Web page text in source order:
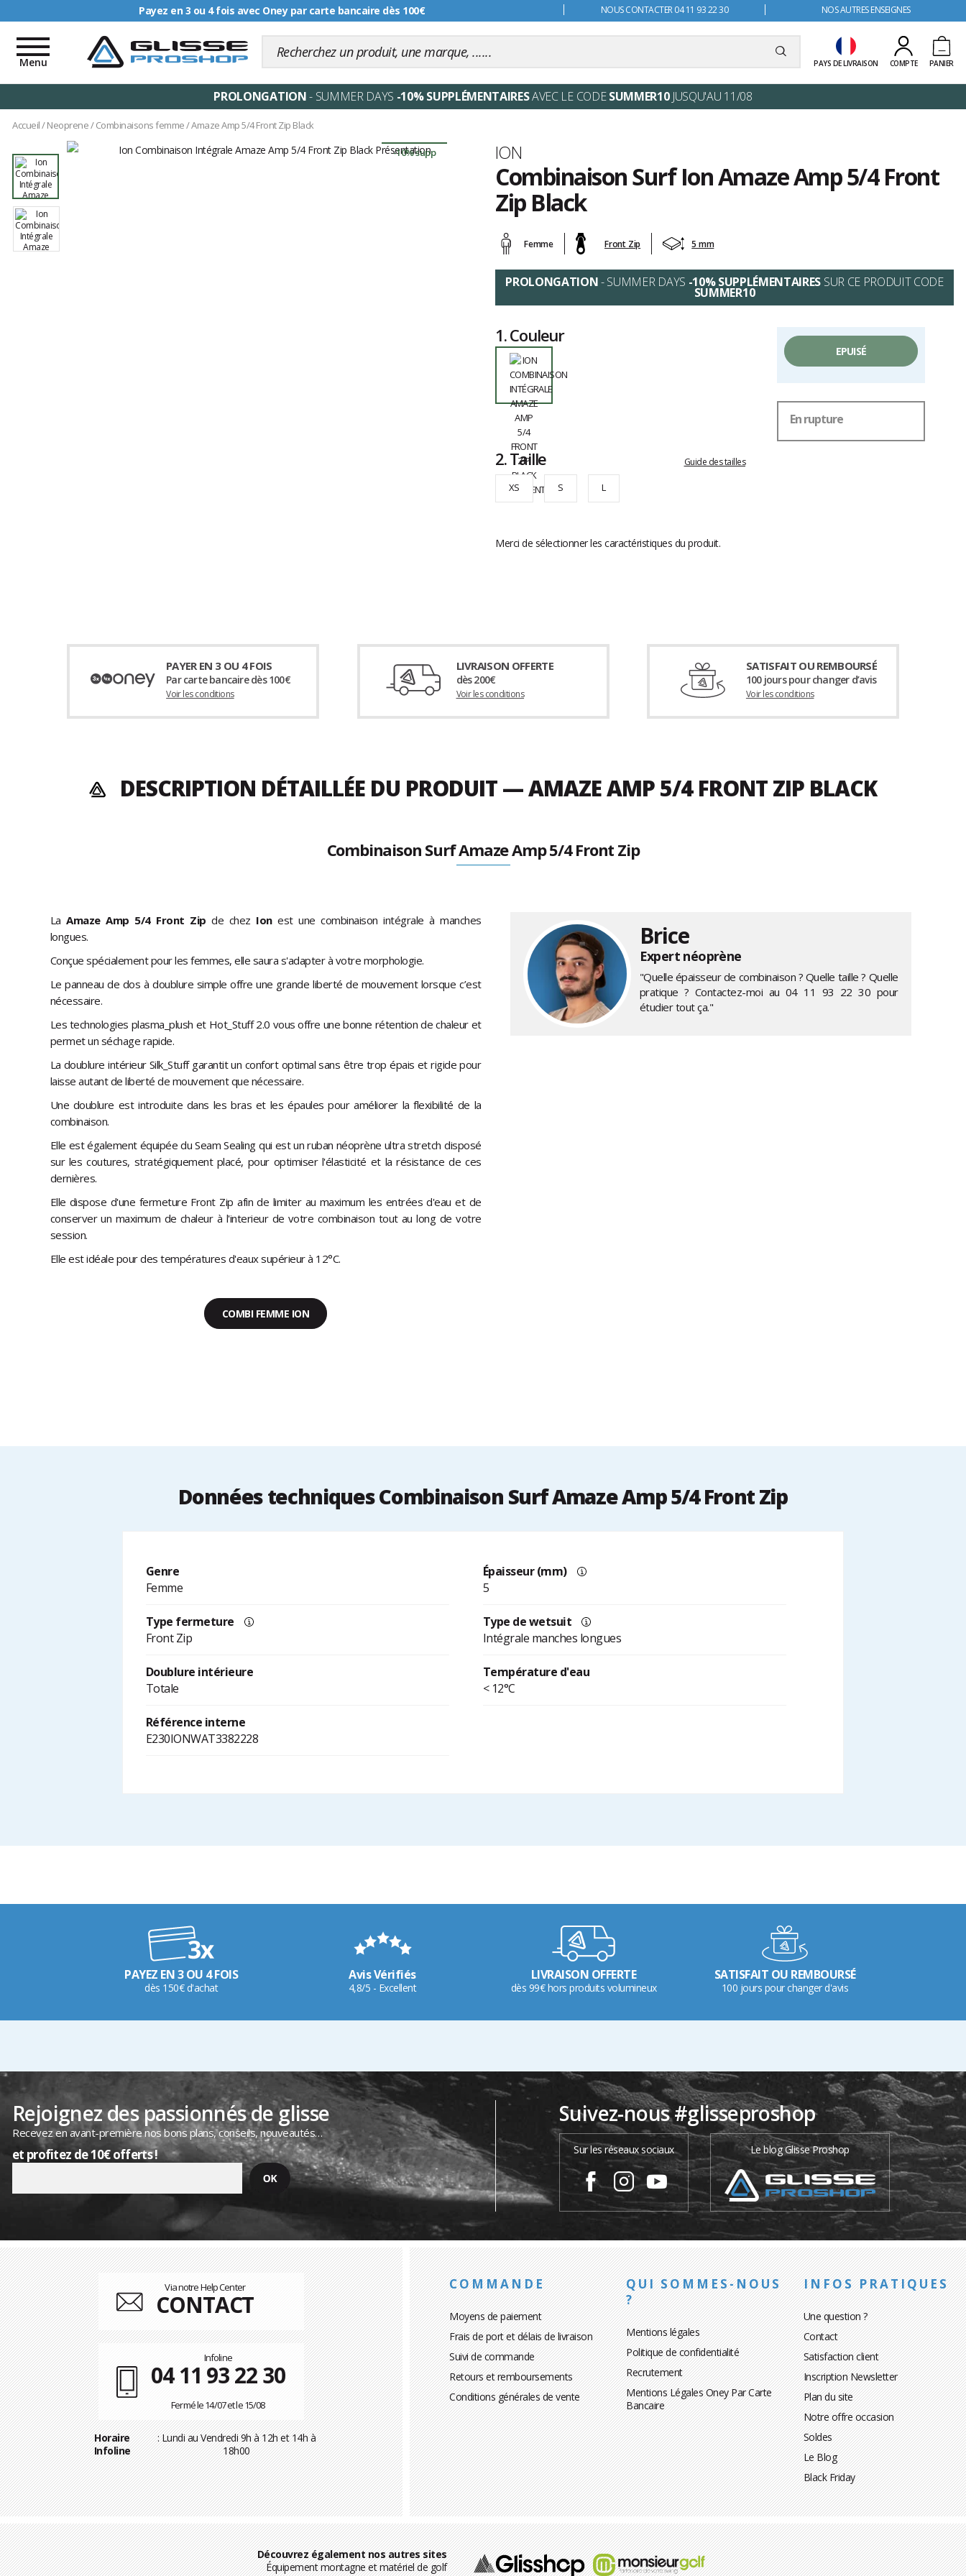
Livraison offerte dès 99€ NOUS CONTACTER 04 11 93 22 30 NOS AUTRES ENSEIGNES
PAYS DE LIVRAISON COMPTE PANIER
Toggle
navigation
Menu
PROLONGATION- SUMMER DAYS -10% SUPPLÉMENTAIRESAVEC LE CODESUMMER10JUSQU'AU 11/08
Accueil/Neoprene/Combinaisons femme/Amaze Amp 5/4 Front Zip Black
-10% supp Marque
ION
Combinaison Surf Ion Amaze Amp 5/4 Front
Zip Black
avis
clientsFemme Front Zip 5 mm
PROLONGATION- SUMMER DAYS -10% SUPPLÉMENTAIRES SUR CE PRODUIT CODE
SUMMER10
1.Couleur
2.Taille Guide des tailles
XS S L
Merci de sélectionner les caractéristiques du produit.
EPUISÉ
En rupture
PAYER EN 3 OU 4 FOIS
Par carte bancaire dès 100€
Voir les conditions
LIVRAISON OFFERTE
dès 200€
Voir les conditions
SATISFAIT OU REMBOURSÉ
100 jours pour changer d’avis
Voir les conditions
DESCRIPTION DÉTAILLÉE DU PRODUIT — AMAZE AMP 5/4 FRONT ZIP BLACK
Combinaison Surf Amaze Amp 5/4 Front Zip
La Amaze Amp 5/4 Front Zip de chez Ion est une combinaison intégrale à manches
longues.
Conçue spécialement pour les femmes, elle saura s'adapter à votre morphologie.
Le panneau de dos à doublure simple offre une grande liberté de mouvement lorsque c’est
nécessaire.
Les technologies plasma_plush et Hot_Stuff 2.0 vous offre une bonne rétention de chaleur et
permet un séchage rapide.
La doublure intérieur Silk_Stuff garantit un confort optimal sans être trop épais et rigide pour
laisse autant de liberté de mouvement que nécessaire.
Une doublure est introduite dans les bras et les épaules pour améliorer la flexibilité de la
combinaison.
Elle est également équipée du Seam Sealing qui est un ruban néoprène ultra stretch disposé
sur les coutures, stratégiquement placé, pour optimiser l'élasticité et la résistance de ces
dernières.
Elle dispose d'une fermeture Front Zip afin de limiter au maximum les entrées d'eau et de
conserver un maximum de chaleur à l'interieur de votre combinaison tout au long de votre
session.
Elle est idéale pour des températures d'eaux supérieur à 12°C.
COMBI FEMME ION
Brice
Expert néoprène
"Quelle épaisseur de combinaison ? Quelle taille ? Quelle
pratique ? Contactez-moi au 04 11 93 22 30 pour
étudier tout ça."
Données techniques Combinaison Surf Amaze Amp 5/4 Front Zip
Genre
Femme
Épaisseur (mm)
5
Type fermeture
Front Zip
Type de wetsuit
Intégrale manches longues
Doublure intérieure
Totale
Température d'eau
< 12°C
Référence interne
E230IONWAT3382228
PAYEZ EN 3 OU 4 FOIS
dès 150€ d'achat
Avis Vérifiés
4,8/5 - Excellent
LIVRAISON OFFERTE
dès 99€ hors produits volumineux
SATISFAIT OU REMBOURSÉ
100 jours pour changer d'avis
Rejoignez des passionnés de glisse
Recevez en avant-première nos bons plans, conseils, nouveautés…
et profitez de 10€ offerts !
Suivez-nous #glisseproshop
Sur les réseaux sociaux Le blog Glisse Proshop
Via notre Help Center
CONTACT
Infoline
04 11 93 22 30
Fermé le 14/07 et le 15/08
Horaire
Infoline
: Lundi au Vendredi 9h à 12h et 14h à
18h00
COMMANDE
Moyens de paiement
Frais de port et délais de livraison
Suivi de commande
Retours et remboursements
Conditions générales de vente
QUI SOMMES-NOUS
?
Mentions légales
Politique de confidentialité
Recrutement
Mentions Légales Oney Par Carte
Bancaire
INFOS PRATIQUES
Une question ?
Contact
Satisfaction client
Inscription Newsletter
Plan du site
Notre offre occasion
Soldes
Le Blog
Black Friday
Découvrez également nos autres sites
Équipement montagne et matériel de golf